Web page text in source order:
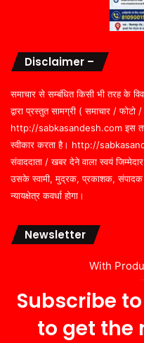
Disclaimer –
समाचार से सम्बंधित किसी भी तरह के
द्वारा प्रस्तुत सामग्री ( समाचार / फोटो
http://sabkasandesh.com इस तरह
स्वीकार करता है। http://
संवाददाता / खबर देने वाला स्वयं
उसके स्वामी, मुद्रक, प्रकाशक, संपादक
न्यायक्षेत्र कवर्धा होगा।
Newsletter
With
Subscribe
to get the